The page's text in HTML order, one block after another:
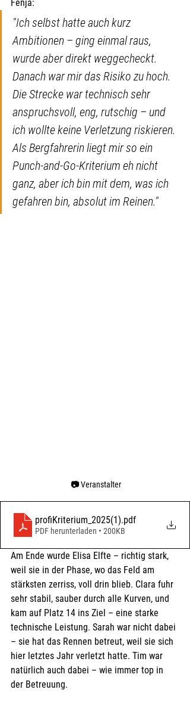
Fenja:
"Ich selbst hatte auch kurz
Ambitionen – ging einmal raus,
wurde aber direkt weggecheckt.
Danach war mir das Risiko zu hoch.
Die Strecke war technisch sehr
anspruchsvoll, eng, rutschig – und
ich wollte keine Verletzung riskieren.
Als Bergfahrerin liegt mir so ein
Punch-and-Go-Kriterium eh nicht
ganz, aber ich bin mit dem, was ich
gefahren bin, absolut im Reinen."
📷 Veranstalter
profiKriterium_2025(1).pdf
PDF herunterladen • 200KB
Am Ende wurde Elisa Elfte – richtig stark,
weil sie in der Phase, wo das Feld am
stärksten zerriss, voll drin blieb. Clara fuhr
sehr stabil, sauber durch alle Kurven, und
kam auf Platz 14 ins Ziel – eine starke
technische Leistung. Sarah war nicht dabei
– sie hat das Rennen betreut, weil sie sich
hier letztes Jahr verletzt hatte. Tim war
natürlich auch dabei – wie immer top in
der Betreuung.